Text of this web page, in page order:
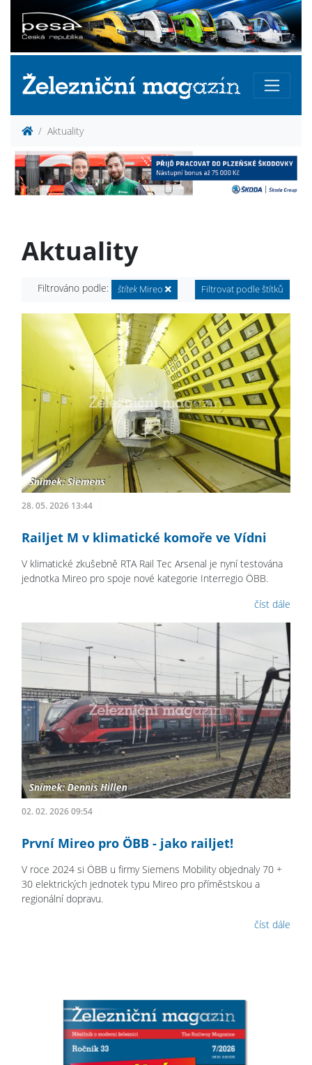
Aktuality
Aktuality
Filtrováno podle: štítekMireo Filtrovat podle štítků
28. 05. 2026 13:44
Railjet M v klimatické komoře ve Vídni
V klimatické zkušebně RTA Rail Tec Arsenal je nyní testována
jednotka Mireo pro spoje nové kategorie Interregio ÖBB.
číst dále
02. 02. 2026 09:54
První Mireo pro ÖBB - jako railjet!
V roce 2024 si ÖBB u firmy Siemens Mobility objednaly 70 +
30 elektrických jednotek typu Mireo pro příměstskou a
regionální dopravu.
číst dále